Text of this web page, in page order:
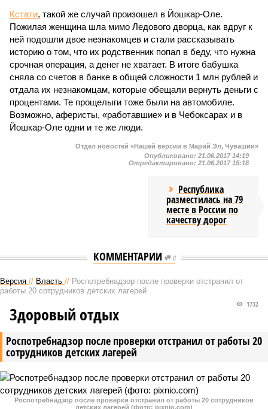
Кстати, такой же случай произошел в Йошкар-Оле.
Пожилая женщина шла мимо Ледового дворца, как вдруг к
ней подошли двое незнакомцев и стали рассказывать
историю о том, что их родственник попал в беду, что нужна
срочная операция, а денег не хватает. В итоге бабушка
сняла со счетов в банке в общей сложности 1 млн рублей и
отдала их незнакомцам, которые обещали вернуть деньги с
процентами. Те прощелыги тоже были на автомобиле.
Возможно, аферисты, «работавшие» и в Чебоксарах и в
Йошкар-Оле одни и те же люди.
Отдел новостей «Нашей версии в Марий Эл, Чувашии»
Опубликовано: 21.06.2017 14:19
Отредактировано: 21.06.2017 15:18
Республика
разместилась на 79
месте в России по
качеству дорог
КОММЕНТАРИИ 0
Версия // Власть // Роспотребнадзор после проверки отстранил от
работы 20 сотрудников детских лагерей
Роспотребнадзор после проверки отстранил от работы 20
сотрудников детских лагерей
1732
Здоровый отдых
Роспотребнадзор после проверки отстранил от работы 20 сотрудников
детских лагерей (фото: pixnio.com)